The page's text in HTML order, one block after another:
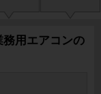
務用エアコンの